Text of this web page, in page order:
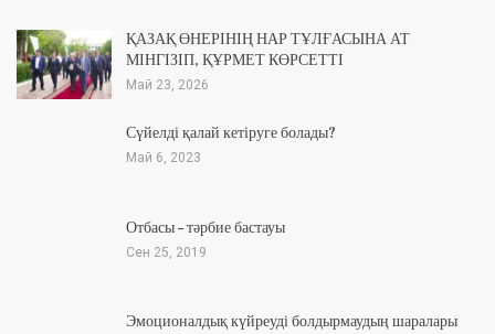
ҚАЗАҚ ӨНЕРІНІҢ НАР ТҰЛҒАСЫНА АТ
МІНГІЗІП, ҚҰРМЕТ КӨРСЕТТІ
Май 23, 2026
Сүйелді қалай кетіруге болады?
Май 6, 2023
Отбасы – тәрбие бастауы
Сен 25, 2019
Эмоционалдық күйреуді болдырмаудың шаралары